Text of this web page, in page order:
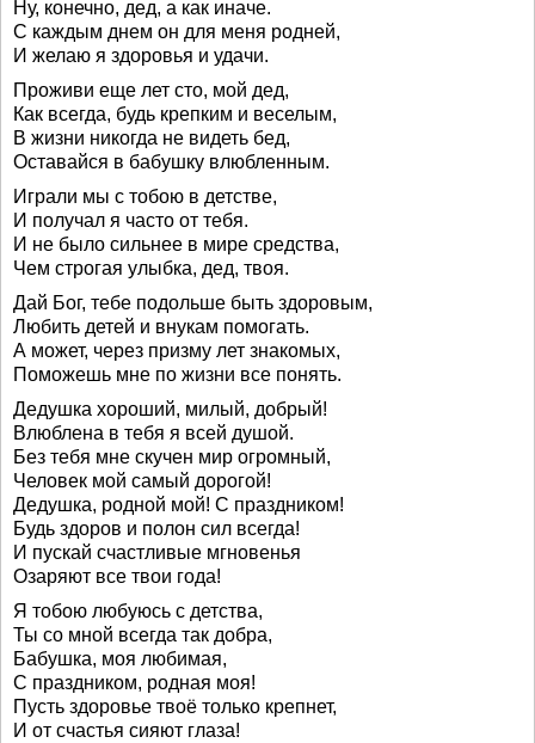
Ну, конечно, дед, а как иначе.
С каждым днем он для меня родней,
И желаю я здоровья и удачи.
Проживи еще лет сто, мой дед,
Как всегда, будь крепким и веселым,
В жизни никогда не видеть бед,
Оставайся в бабушку влюбленным.
Играли мы с тобою в детстве,
И получал я часто от тебя.
И не было сильнее в мире средства,
Чем строгая улыбка, дед, твоя.
Дай Бог, тебе подольше быть здоровым,
Любить детей и внукам помогать.
А может, через призму лет знакомых,
Поможешь мне по жизни все понять.
Дедушка хороший, милый, добрый!
Влюблена в тебя я всей душой.
Без тебя мне скучен мир огромный,
Человек мой самый дорогой!
Дедушка, родной мой! С праздником!
Будь здоров и полон сил всегда!
И пускай счастливые мгновенья
Озаряют все твои года!
Я тобою любуюсь с детства,
Ты со мной всегда так добра,
Бабушка, моя любимая,
С праздником, родная моя!
Пусть здоровье твоё только крепнет,
И от счастья сияют глаза!